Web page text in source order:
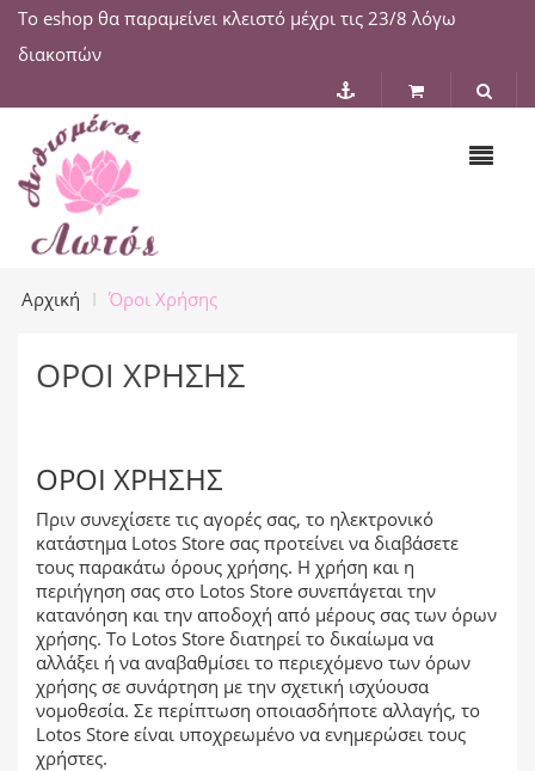
Το eshop θα παραμείνει κλειστό μέχρι τις 23/8 λόγω
διακοπών
Αρχική Όροι Χρήσης
ΌΡΟΙ ΧΡΉΣΗΣ
ΌΡΟΙ ΧΡΉΣΗΣ
Πριν συνεχίσετε τις αγορές σας, το ηλεκτρονικό
κατάστημα Lotos Store σας προτείνει να διαβάσετε
τους παρακάτω όρους χρήσης. Η χρήση και η
περιήγηση σας στο Lotos Store συνεπάγεται την
κατανόηση και την αποδοχή από μέρους σας των όρων
χρήσης. Το Lotos Store διατηρεί το δικαίωμα να
αλλάξει ή να αναβαθμίσει το περιεχόμενο των όρων
χρήσης σε συνάρτηση με την σχετική ισχύουσα
νομοθεσία. Σε περίπτωση οποιασδήποτε αλλαγής, το
Lotos Store είναι υποχρεωμένο να ενημερώσει τους
χρήστες.